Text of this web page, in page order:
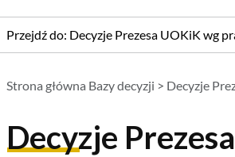
Przejdź do: Decyzje Prezesa UOKiK wg
Strona główna Bazy decyzji > Decyzje
Decyzje